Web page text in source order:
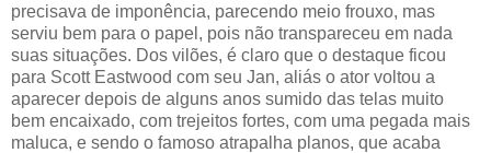
precisava de imponência, parecendo meio frouxo, mas
serviu bem para o papel, pois não transpareceu em nada
suas situações. Dos vilões, é claro que o destaque ficou
para Scott Eastwood com seu Jan, aliás o ator voltou a
aparecer depois de alguns anos sumido das telas muito
bem encaixado, com trejeitos fortes, com uma pegada mais
maluca, e sendo o famoso atrapalha planos, que acaba